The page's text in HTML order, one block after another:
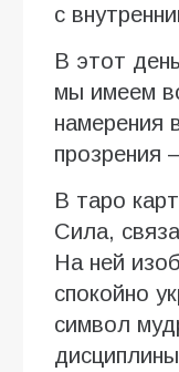
с
В этот
мы имеем
намерения
прозрения
В таро
Сила,
На ней
спокойно
символ